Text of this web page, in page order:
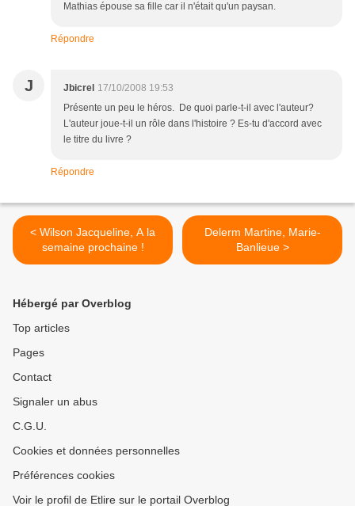
Mathias épouse sa fille car il n'était qu'un paysan.
Répondre
J Jbicrel 17/10/2008 19:53
Présente un peu le héros. De quoi parle-t-il avec l'auteur?
L'auteur joue-t-il un rôle dans l'histoire ? Es-tu d'accord avec
le titre du livre ?
Répondre
< Wilson Jacqueline, A la
semaine prochaine !
Delerm Martine, Marie-
Banlieue >
Hébergé par Overblog
Top articles
Pages
Contact
Signaler un abus
C.G.U.
Cookies et données personnelles
Préférences cookies
Voir le profil de Etlire sur le portail Overblog